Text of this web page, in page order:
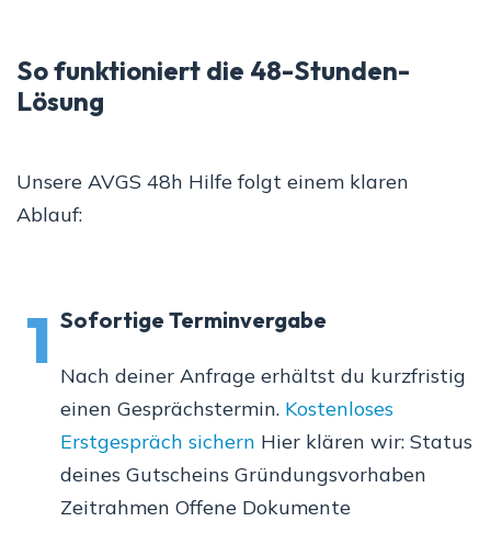
So funktioniert die 48-Stunden-
Lösung
Unsere AVGS 48h Hilfe folgt einem klaren
Ablauf:
1 Sofortige Terminvergabe
Nach deiner Anfrage erhältst du kurzfristig
einen Gesprächstermin. Kostenloses
Erstgespräch sichern Hier klären wir: Status
deines Gutscheins Gründungsvorhaben
Zeitrahmen Offene Dokumente